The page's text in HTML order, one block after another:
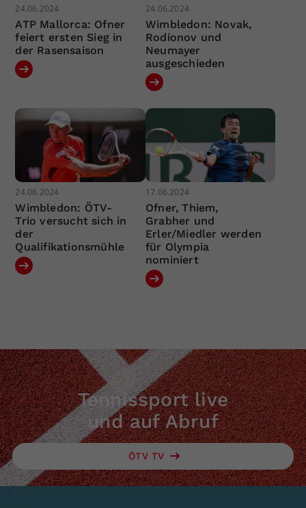
24.06.2024
ATP Mallorca: Ofner
feiert ersten Sieg in
der Rasensaison
24.06.2024
Wimbledon: Novak,
Rodionov und
Neumayer
ausgeschieden
24.06.2024
Wimbledon: ÖTV-
Trio versucht sich in
der
Qualifikationsmühle
17.06.2024
Ofner, Thiem,
Grabher und
Erler/Miedler werden
für Olympia
nominiert
Tennissport live
und auf Abruf
ÖTV TV